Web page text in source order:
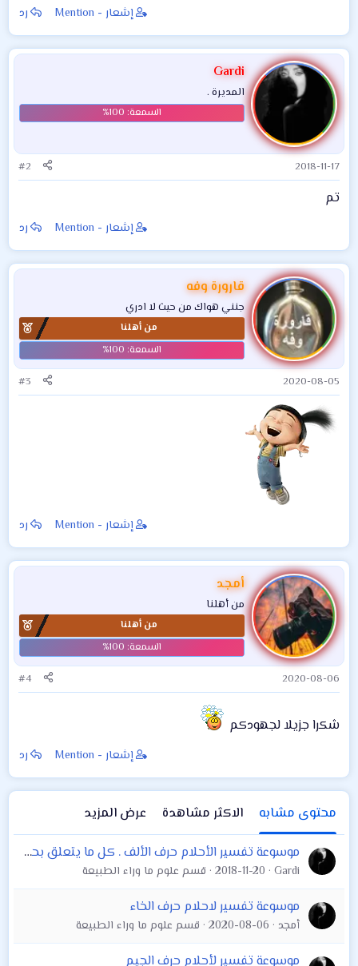
إشعار - Mention رد
Gardi
المديرة .
2018-11-17
#2
تم
إشعار - Mention رد
قارورة وفه
جنني هواك من حيث لا ادري
من أهلنا
2020-08-05
#3
إشعار - Mention رد
أمجد
من أهلنا
من أهلنا
2020-08-06
#4
شكرا جزيلا لجهودكم
إشعار - Mention رد
محتوى مشابه الاكثر مشاهدة
عرض المزيد
موسوعة تفسير الأحلام حرف الألف . كل ما يتعلق بحرف الألف الجزء الاول
Gardi
2018-11-20 قسم علوم ما وراء الطبيعة
موسوعة تفسير لاحلام حرف الخاء
أمجد 2020-08-06 قسم علوم ما وراء الطبيعة
موسوعة تفسير لأحلام حرف الجيم